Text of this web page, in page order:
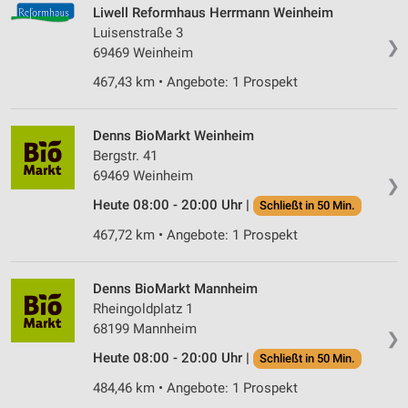
❯
Liwell Reformhaus Herrmann Weinheim
Luisenstraße 3
69469 Weinheim
467,43 km • Angebote: 1 Prospekt
❯
Denns BioMarkt Weinheim
Bergstr. 41
69469 Weinheim
Heute 08:00 - 20:00 Uhr |
Schließt in 50 Min.
467,72 km • Angebote: 1 Prospekt
❯
Denns BioMarkt Mannheim
Rheingoldplatz 1
68199 Mannheim
Heute 08:00 - 20:00 Uhr |
Schließt in 50 Min.
484,46 km • Angebote: 1 Prospekt
Erstellung von Profilen zur Personalisierung
von Inhalten
Verwendung von Profilen zur Auswahl
personalisierter Inhalte
Messung der Performance von Inhalten
Analyse von Zielgruppen durch Statistiken oder
Kombinationen von Daten aus verschiedenen
Verwendung reduzierter Daten zur Auswahl von
Inhalten
IAB-Besonderheiten:
Verwendung genauer Standortdaten